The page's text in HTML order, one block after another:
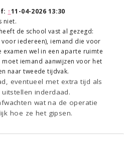
↑11-04-2026 13:30
niet.
de school vast al gezegd:
iedereen), iemand die voor
wel in een aparte ruimte
moet iemand aanwijzen voor het
naar tweede tijdvak.
eventueel met extra tijd als
inderdaad.
wat na de operatie
hoe ze het gipsen.